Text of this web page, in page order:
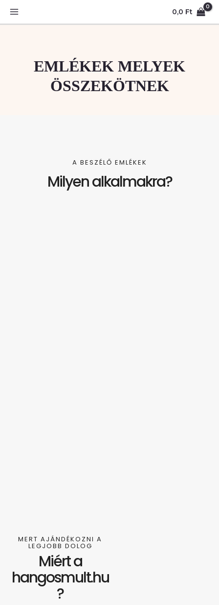
content
MAIN
MENU
0,0 Ft
EMLÉKEK MELYEK
ÖSSZEKÖTNEK
A BESZÉLŐ EMLÉKEK
Milyen alkalmakra?
MERT AJÁNDÉKOZNI A
LEGJOBB DOLOG
Miért a
hangosmult.hu
?